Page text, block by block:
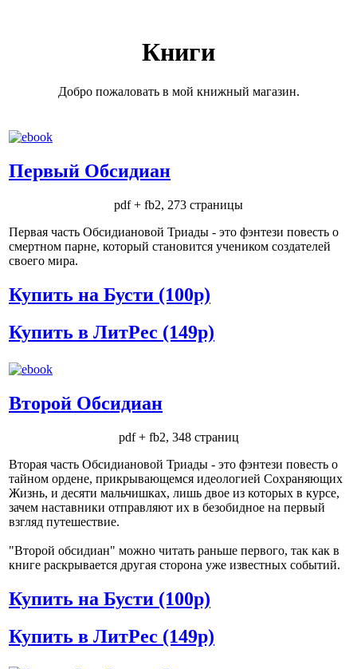
Книги
Добро пожаловать в мой книжный магазин.
Первый Обсидиан
pdf + fb2, 273 страницы
Первая часть Обсидиановой Триады - это фэнтези повесть о
смертном парне, который становится учеником создателей
своего мира.
Купить на Бусти (100р)
Купить в ЛитРес (149р)
Второй Обсидиан
pdf + fb2, 348 страниц
Вторая часть Обсидиановой Триады - это фэнтези повесть о
тайном ордене, прикрывающемся идеологией Сохраняющих
Жизнь, и десяти мальчишках, лишь двое из которых в курсе,
зачем наставники отправляют их в безобидное на первый
взгляд путешествие.
"Второй обсидиан" можно читать раньше первого, так как в
книге раскрывается другая сторона уже известных событий.
Купить на Бусти (100р)
Купить в ЛитРес (149р)